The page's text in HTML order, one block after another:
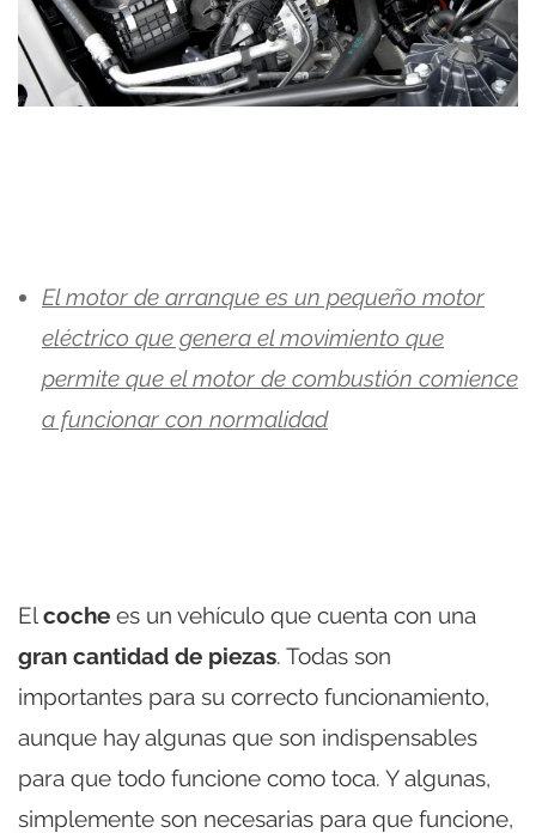
El motor de arranque es un pequeño motor
eléctrico que genera el movimiento que
permite que el motor de combustión comience
a funcionar con normalidad
Elcoche es un vehículo que cuenta con una
gran cantidad de piezas. Todas son
importantes para su correcto funcionamiento,
aunque hay algunas que son indispensables
para que todo funcione como toca. Y algunas,
simplemente son necesarias para que funcione,